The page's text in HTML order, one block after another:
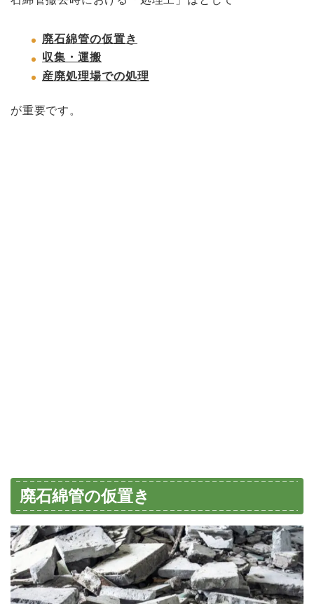
廃石綿管の仮置き
収集・運搬
産廃処理場での処理
が重要です。
廃石綿管の仮置き